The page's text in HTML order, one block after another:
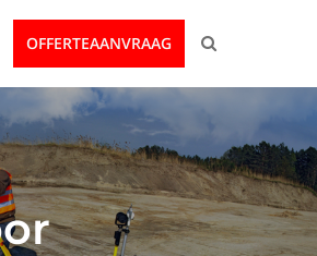
OFFERTEAANVRAAG